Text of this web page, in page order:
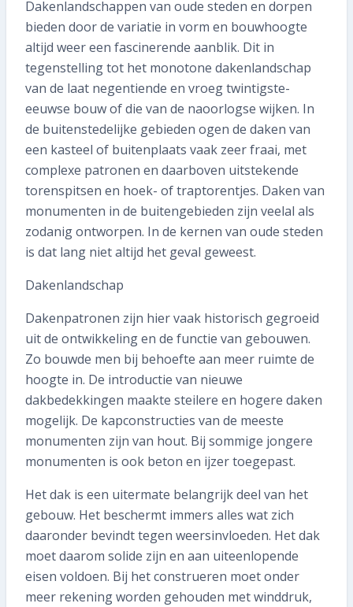
Dakenlandschappen van oude steden en dorpen
bieden door de variatie in vorm en bouwhoogte
altijd weer een fascinerende aanblik. Dit in
tegenstelling tot het monotone dakenlandschap
van de laat negentiende en vroeg twintigste-
eeuwse bouw of die van de naoorlogse wijken. In
de buitenstedelijke gebieden ogen de daken van
een kasteel of buitenplaats vaak zeer fraai, met
complexe patronen en daarboven uitstekende
torenspitsen en hoek- of traptorentjes. Daken van
monumenten in de buitengebieden zijn veelal als
zodanig ontworpen. In de kernen van oude steden
is dat lang niet altijd het geval geweest.
Dakenlandschap
Dakenpatronen zijn hier vaak historisch gegroeid
uit de ontwikkeling en de functie van gebouwen.
Zo bouwde men bij behoefte aan meer ruimte de
hoogte in. De introductie van nieuwe
dakbedekkingen maakte steilere en hogere daken
mogelijk. De kapconstructies van de meeste
monumenten zijn van hout. Bij sommige jongere
monumenten is ook beton en ijzer toegepast.
Het dak is een uitermate belangrijk deel van het
gebouw. Het beschermt immers alles wat zich
daaronder bevindt tegen weersinvloeden. Het dak
moet daarom solide zijn en aan uiteenlopende
eisen voldoen. Bij het construeren moet onder
meer rekening worden gehouden met winddruk,
SNEL REGELEN
Volgende inspectie plannen
Aan- of verkoopinspectie plannen
Mijn gegevens wijzigen
Mijn inspectierapport opvragen
Veelgestelde vragen
TIP voor ons!
Aanmelden nieuwsbrief
Abonnee worden